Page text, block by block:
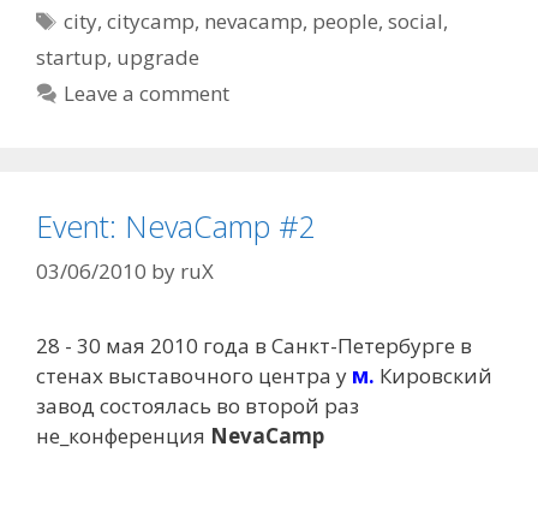
Tags
city,citycamp, nevacamp, people,social,
startup, upgrade
Leave a comment
Event: NevaCamp #2
03/06/2010 by ruX
28 - 30 мая 2010 года в Санкт-Петербурге в
стенах выставочного центра у м. Кировский
завод состоялась во второй раз
не_конференция NevaCamp